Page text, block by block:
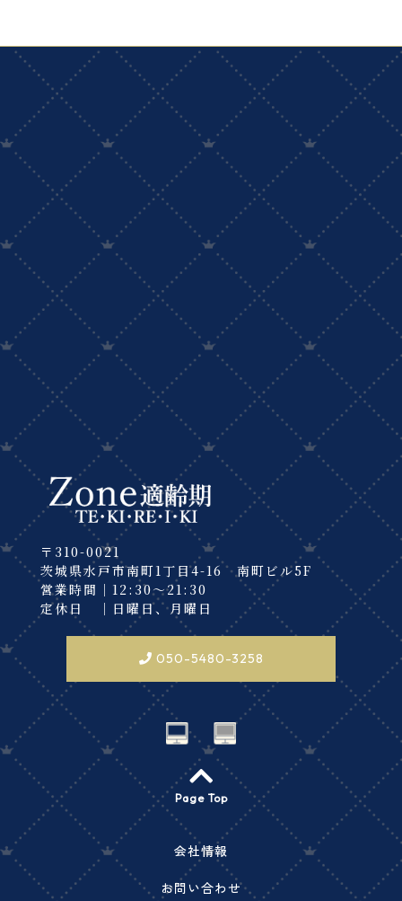
〒310-0021
茨城県水戸市南町1丁目4-16 南町ビル5F
営業時間｜12:30～21:30
定休日 ｜日曜日、月曜日
050-5480-3258
Page Top
会社情報
お問い合わせ